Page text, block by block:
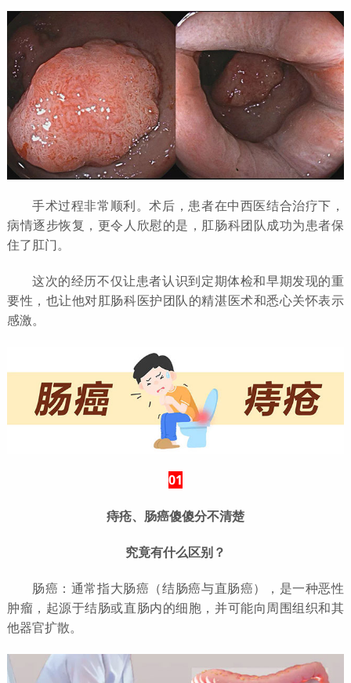
手术过程非常顺利。术后，患者在中西医结合治疗下，
病情逐步恢复，更令人欣慰的是，肛肠科团队成功为患者保
住了肛门。
这次的经历不仅让患者认识到定期体检和早期发现的重
要性，也让他对肛肠科医护团队的精湛医术和悉心关怀表示
感激。
01
痔疮、肠癌傻傻分不清楚
究竟有什么区别？
肠癌：通常指大肠癌（结肠癌与直肠癌），是一种恶性
肿瘤，起源于结肠或直肠内的细胞，并可能向周围组织和其
他器官扩散。